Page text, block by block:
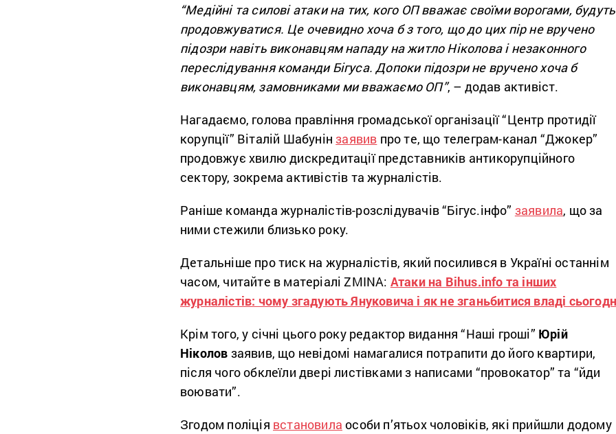
“Медійні та силові атаки на тих, кого ОП вважає своїми ворогами, будуть
продовжуватися. Це очевидно хоча б з того, що до цих пір не вручено
підозри навіть виконавцям нападу на житло Ніколова і незаконного
переслідування команди Бігуса. Допоки підозри не вручено хоча б
виконавцям, замовниками ми вважаємо ОП”, – додав активіст.
Нагадаємо, голова правління громадської організації “Центр протидії
корупції” Віталій Шабунінзаявив про те, що телеграм-канал “Джокер”
продовжує хвилю дискредитації представників антикорупційного
сектору, зокрема активістів та журналістів.
Раніше команда журналістів-розслідувачів “Бігус.інфо” заявила, що за
ними стежили близько року.
Детальніше про тиск на журналістів, який посилився в Україні останнім
часом, читайте в матеріалі ZMINA: Атаки на Bihus.info та інших
журналістів: чому згадують Януковича і як не зганьбитися владі
Крім того, у січні цього року редактор видання “Наші гроші” Юрій
Ніколов заявив, що невідомі намагалися потрапити до його квартири,
після чого обклеїли двері листівками з написами “провокатор” та “йди
воювати”.
Згодом поліція встановила особи п’ятьох чоловіків, які прийшли додому